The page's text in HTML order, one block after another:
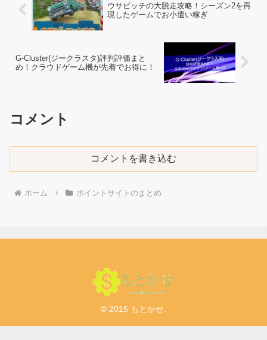
ウサビッチの大脱走攻略！シーズン2を再
現したゲームでお小遣い稼ぎ
G-Cluster(ジークラスタ)評判評価まと
め！クラウドゲーム機が先着でお得に！
コメント
コメントを書き込む
ホーム ポイントサイトのまとめ
© 2015 もとかせ.